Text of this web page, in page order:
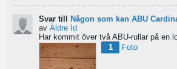
Svar till
Någon som kan ABU Cardinal och
av Äldre Id
1
Foto